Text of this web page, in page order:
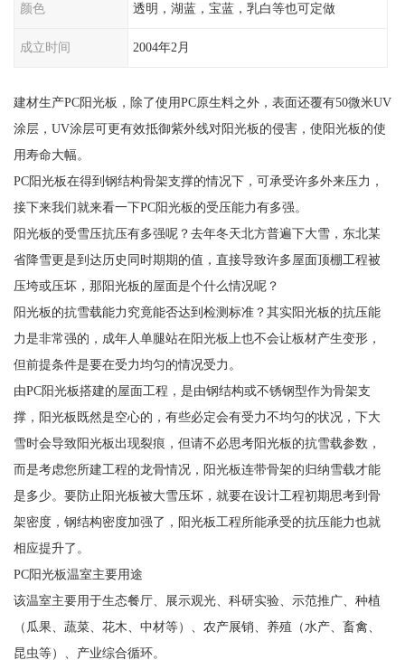
颜色 透明，湖蓝，宝蓝，乳白等也可定做
成立时间 2004年2月
建材生产PC阳光板，除了使用PC原生料之外，表面还覆有50微米UV
涂层，UV涂层可更有效抵御紫外线对阳光板的侵害，使阳光板的使
用寿命大幅。
PC阳光板在得到钢结构骨架支撑的情况下，可承受许多外来压力，
接下来我们就来看一下PC阳光板的受压能力有多强。
阳光板的受雪压抗压有多强呢？去年冬天北方普遍下大雪，东北某
省降雪更是到达历史同时期期的值，直接导致许多屋面顶棚工程被
压垮或压坏，那阳光板的屋面是个什么情况呢？
阳光板的抗雪载能力究竟能否达到检测标准？其实阳光板的抗压能
力是非常强的，成年人单腿站在阳光板上也不会让板材产生变形，
但前提条件是要在受力均匀的情况受力。
由PC阳光板搭建的屋面工程，是由钢结构或不锈钢型作为骨架支
撑，阳光板既然是空心的，有些必定会有受力不均匀的状况，下大
雪时会导致阳光板出现裂痕，但请不必思考阳光板的抗雪载参数，
而是考虑您所建工程的龙骨情况，阳光板连带骨架的归纳雪载才能
是多少。要防止阳光板被大雪压坏，就要在设计工程初期思考到骨
架密度，钢结构密度加强了，阳光板工程所能承受的抗压能力也就
相应提升了。
PC阳光板温室主要用途
该温室主要用于生态餐厅、展示观光、科研实验、示范推广、种植
（瓜果、蔬菜、花木、中材等）、农产展销、养殖（水产、畜禽、
昆虫等）、产业综合循环。